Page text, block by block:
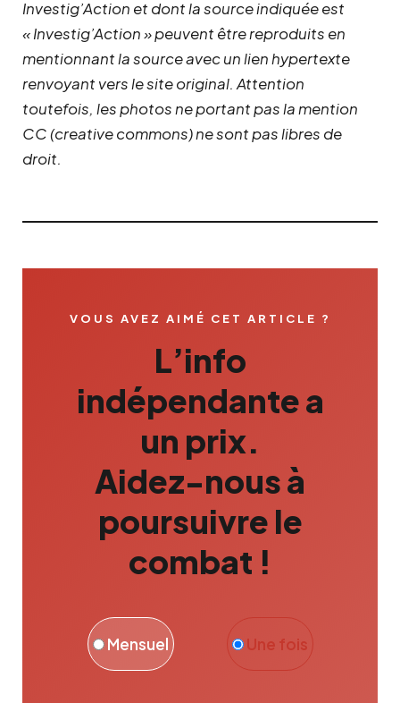
Investig’Action et dont la source indiquée est
« Investig’Action » peuvent être reproduits en
mentionnant la source avec un lien hypertexte
renvoyant vers le site original. Attention
toutefois, les photos ne portant pas la mention
CC (creative commons) ne sont pas libres de
droit.
VOUS AVEZ AIMÉ CET ARTICLE ?
L’info
indépendante a
un prix.
Aidez-nous à
poursuivre le
combat !
Une fois
Mensuel